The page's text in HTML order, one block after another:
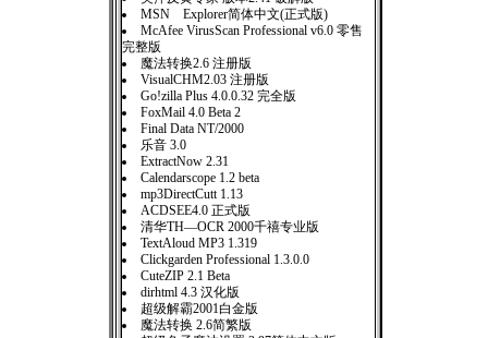
MSN Explorer简体中文(正式版)
McAfee VirusScan Professional v6.0 零售
完整版
魔法转换2.6 注册版
VisualCHM2.03 注册版
Go!zilla Plus 4.0.0.32 完全版
FoxMail 4.0 Beta 2
Final Data NT/2000
乐音 3.0
ExtractNow 2.31
Calendarscope 1.2 beta
mp3DirectCutt 1.13
ACDSEE4.0 正式版
清华TH—OCR 2000千禧专业版
TextAloud MP3 1.319
Clickgarden Professional 1.3.0.0
CuteZIP 2.1 Beta
dirhtml 4.3 汉化版
超级解霸2001白金版
魔法转换 2.6简繁版